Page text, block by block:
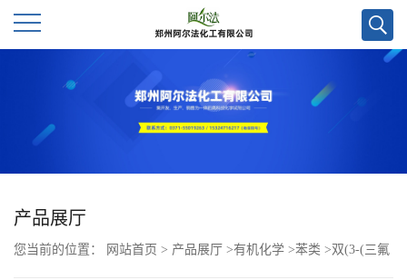
公
产品展厅
您当前的位置： 网站首页 > 产品展厅 >有机化学 >苯类 >双(3-(三氟